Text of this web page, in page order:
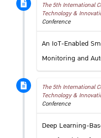
The 5th International
Technology &
Conference
An IoT-Enabled
Monitoring and
The 5th International
Technology &
Conference
Deep Learning-